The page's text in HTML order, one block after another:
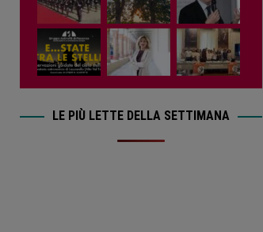
LE PIÙ LETTE DELLA SETTIMANA